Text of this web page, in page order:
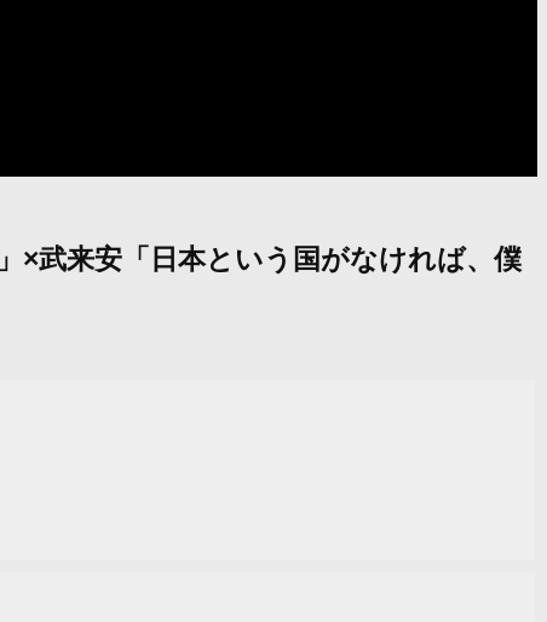
×武来安「日本という国がなければ、僕